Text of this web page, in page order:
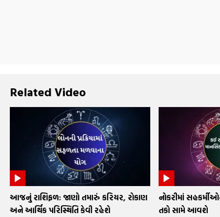
Related Video
આજનું રાશિફળ: જાણો તમારું કરિયર, રોકાણ
અને આર્થિક પરિસ્થિતિ કેવી રહેશે
નોકરીમાં
તકો સામે આવશે